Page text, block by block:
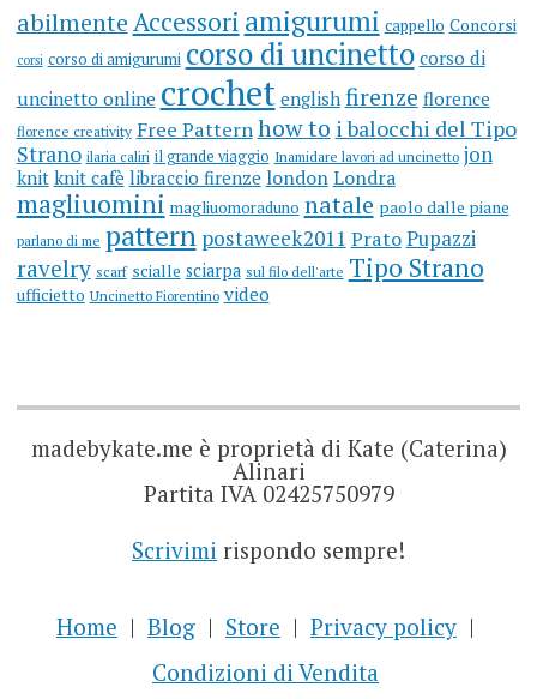
abilmente Accessori amigurumi cappello Concorsi
corsi corso di amigurumi corso di uncinetto corso di
uncinetto online crochet english firenze florence
florence creativity Free Pattern how to i balocchi del Tipo
Strano ilaria caliri il grande viaggio Inamidare lavori ad uncinetto jon
knit knit cafè libraccio firenze london Londra
magliuomini magliuomoraduno natale paolo dalle piane
parlano di me pattern postaweek2011 Prato Pupazzi
ravelry scarf scialle sciarpa sul filo dell'arte Tipo Strano
ufficietto Uncinetto Fiorentino video
madebykate.me è proprietà di Kate (Caterina)
Alinari
Partita IVA 02425750979
Scrivimi rispondo sempre!
Home Blog Store
Privacy policy
Condizioni di Vendita